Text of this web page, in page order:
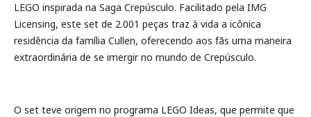
LEGO inspirada na Saga Crepúsculo. Facilitado pela IMG
Licensing, este set de 2.001 peças traz à vida a icônica
residência da família Cullen, oferecendo aos fãs uma maneira
extraordinária de se imergir no mundo de Crepúsculo.
O set teve origem no programa LEGO Ideas, que permite que